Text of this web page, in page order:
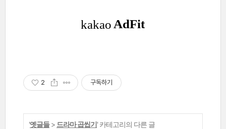
2 구독하기
'옛글들> 드라마 곱씹기' 카테고리의 다른 글